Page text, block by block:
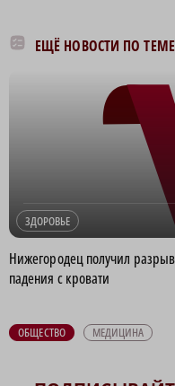
ЕЩЁ НОВОСТИ ПО ТЕМЕ
ЗДОРОВЬЕ
Нижегородец получил
падения с кровати
ОБЩЕСТВО МЕДИЦИНА